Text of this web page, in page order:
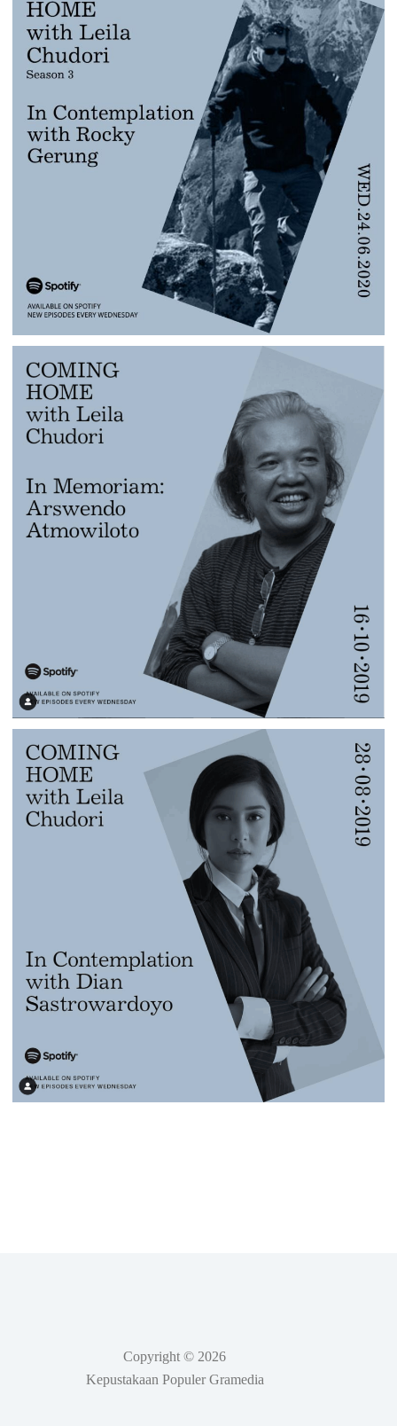
Copyright © 2026
Kepustakaan Populer Gramedia